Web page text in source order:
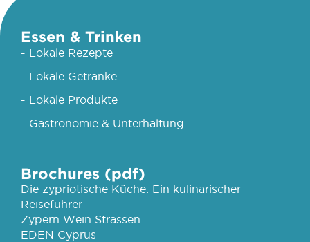
Essen & Trinken
- Lokale Rezepte
- Lokale Getränke
- Lokale Produkte
- Gastronomie & Unterhaltung
Brochures (pdf)
Die zypriotische Küche: Ein kulinarischer
Reiseführer
Zypern Wein Strassen
EDEN Cyprus